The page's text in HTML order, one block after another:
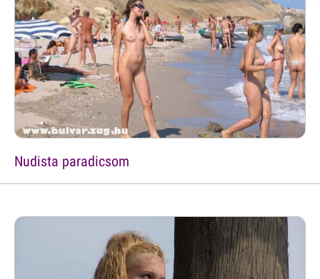
Nudista paradicsom